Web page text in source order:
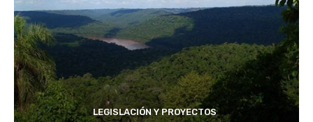
LEGISLACIÓN Y PROYECTOS